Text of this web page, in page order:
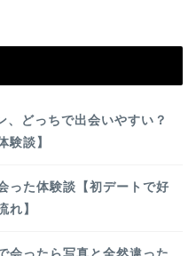
どっちで出会いやすい？
験談】
った体験談【初デートで好
れ】